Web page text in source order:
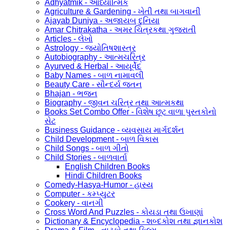
Adhyatmik - આધ્યાત્મિક
Agriculture & Gardening - ખેતી તથા બાગવાની
Ajayab Duniya - અજાયબ દુનિયા
Amar Chitrakatha - અમર ચિત્રકથા ગુજરાતી
Articles - લેખો
Astrology - જ્યોતિષશાસ્ત્ર
Autobiography - આત્મચરિત્ર
Ayurved & Herbal - આયૂર્વેદ
Baby Names - બાળ નામાવલી
Beauty Care - સૌન્દર્ય જતન
Bhajan - ભજન
Biography - જીવન ચરિત્ર તથા આત્મકથા
Books Set Combo Offer - વિશેષ છૂટ વાળા પુસ્તકોનો
સેટ
Business Guidance - વ્યવસાય માર્ગદર્શન
Child Development - બાળ વિકાસ
Child Songs - બાળ ગીતો
Child Stories - બાળવાર્તા
English Children Books
Hindi Children Books
Comedy-Hasya-Humor - હાસ્ય
Computer - કમ્પ્યુટર
Cookery - વાનગી
Cross Word And Puzzles - કોયડા તથા ઉખાણાં
Dictionary & Encyclopedia - શબ્દકોશ તથા જ્ઞાનકોશ